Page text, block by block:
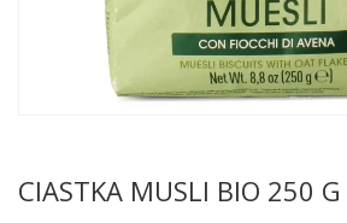
CIASTKA MUSLI BIO 250 G